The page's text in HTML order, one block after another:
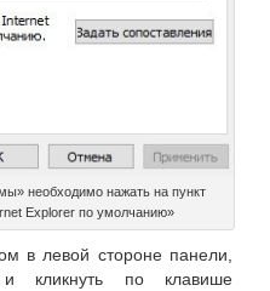
необходимо нажать на пункт
Explorer по умолчанию»
в левой стороне панели,
кликнуть по клавише